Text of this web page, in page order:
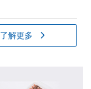
了解更多